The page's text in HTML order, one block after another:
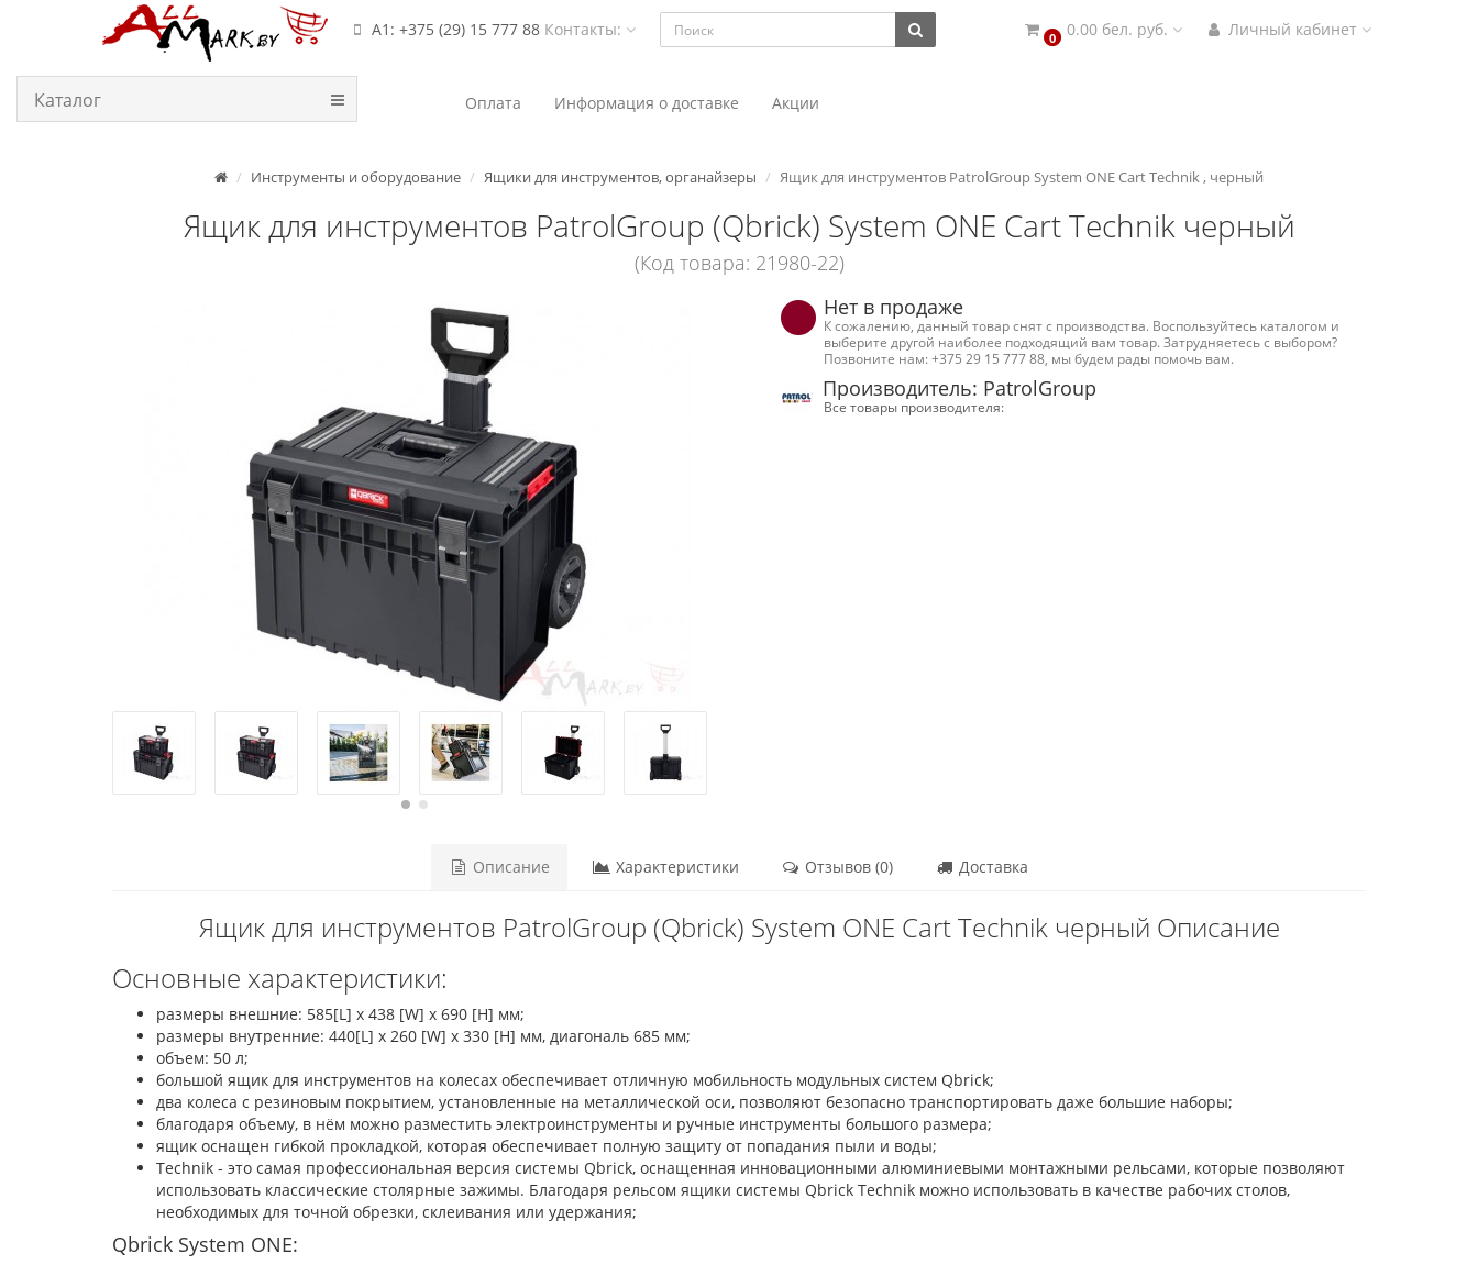
А1: +375 (29) 15 777 88 Контакты: 0 0.00 бел. руб. Личный кабинет
Каталог Оплата Информация о доставке Акции
Инструменты и оборудование Ящики для инструментов, органайзеры Ящик для инструментов PatrolGroup System ONE Cart Technik , черный
Ящик для инструментов PatrolGroup (Qbrick) System ONE Cart Technik черный
(Код товара: 21980-22)
Нет в продаже
К сожалению, данный товар снят с производства. Воспользуйтесь каталогом и
выберите другой наиболее подходящий вам товар. Затрудняетесь с выбором?
Позвоните нам: +375 29 15 777 88, мы будем рады помочь вам.
Производитель: PatrolGroup
Все товары производителя:
Описание Характеристики Отзывов (0) Доставка
Ящик для инструментов PatrolGroup (Qbrick) System ONE Cart Technik черный Описание
Основные характеристики:
размеры внешние: 585[L] x 438 [W] x 690 [H] мм;
размеры внутренние: 440[L] x 260 [W] x 330 [H] мм, диагональ 685 мм;
объем: 50 л;
большой ящик для инструментов на колесах обеспечивает отличную мобильность модульных систем Qbrick;
два колеса с резиновым покрытием, установленные на металлической оси, позволяют безопасно транспортировать даже большие наборы;
благодаря объему, в нём можно разместить электроинструменты и ручные инструменты большого размера;
ящик оснащен гибкой прокладкой, которая обеспечивает полную защиту от попадания пыли и воды;
Technik - это самая профессиональная версия системы Qbrick, оснащенная инновационными алюминиевыми монтажными рельсами, которые позволяют
использовать классические столярные зажимы. Благодаря рельсом ящики системы Qbrick Technik можно использовать в качестве рабочих столов,
необходимых для точной обрезки, склеивания или удержания;
Qbrick System ONE: